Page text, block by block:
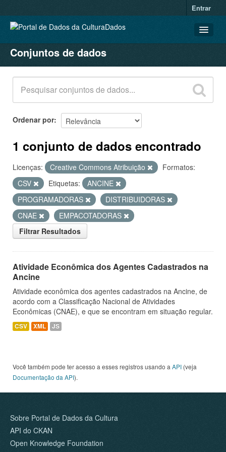
Entrar
CONJUNTOS DE DADOS
ORGANIZAÇÕES
GRUPOS
SOBRE
Conjuntos de dados
Ordenar por
1 conjunto de dados encontrado
Licenças: Creative Commons Atribuição
Formatos:
CSV
Etiquetas:
ANCINE
PROGRAMADORAS
DISTRIBUIDORAS
CNAE
EMPACOTADORAS
Filtrar Resultados
Atividade Econômica dos Agentes Cadastrados na
Ancine
Atividade econômica dos agentes cadastrados na Ancine, de
acordo com a Classificação Nacional de Atividades
Econômicas (CNAE), e que se encontram em situação regular.
CSV XML JS
Você também pode ter acesso a esses registros usando a API (veja
Documentação da API).
Sobre Portal de Dados da Cultura
API do CKAN
Open Knowledge Foundation